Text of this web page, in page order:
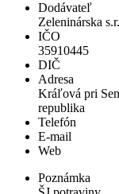
Dodávateľ
Zeleninárska
IČO
35910445
DIČ
Adresa
Kráľová pri
republika
Telefón
E-mail
Web
Poznámka